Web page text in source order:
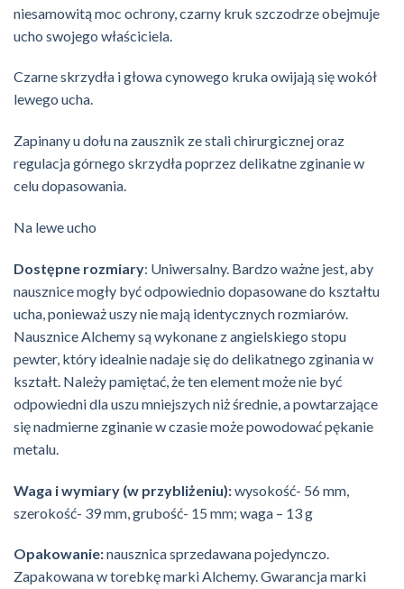
niesamowitą moc ochrony, czarny kruk szczodrze obejmuje
ucho swojego właściciela.
Czarne skrzydła i głowa cynowego kruka owijają się wokół
lewego ucha.
Zapinany u dołu na zausznik ze stali chirurgicznej oraz
regulacja górnego skrzydła poprzez delikatne zginanie w
celu dopasowania.
Na lewe ucho
Dostępne rozmiary: Uniwersalny. Bardzo ważne jest, aby
nausznice mogły być odpowiednio dopasowane do kształtu
ucha, ponieważ uszy nie mają identycznych rozmiarów.
Nausznice Alchemy są wykonane z angielskiego stopu
pewter, który idealnie nadaje się do delikatnego zginania w
kształt. Należy pamiętać, że ten element może nie być
odpowiedni dla uszu mniejszych niż średnie, a powtarzające
się nadmierne zginanie w czasie może powodować pękanie
metalu.
Waga i wymiary (w przybliżeniu):wysokość- 56 mm,
szerokość- 39 mm, grubość- 15 mm; waga – 13 g
Opakowanie:nausznica sprzedawana pojedynczo.
Zapakowana w torebkę marki Alchemy. Gwarancja marki